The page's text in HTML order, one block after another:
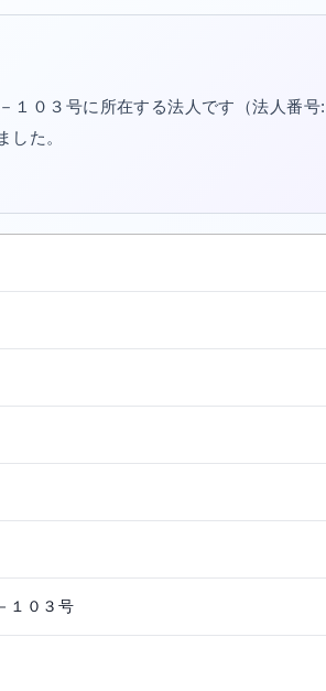
１０３号に所在する法人です（法人番号:
した。
１０３号